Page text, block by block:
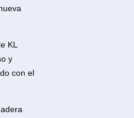
KL
y
con el